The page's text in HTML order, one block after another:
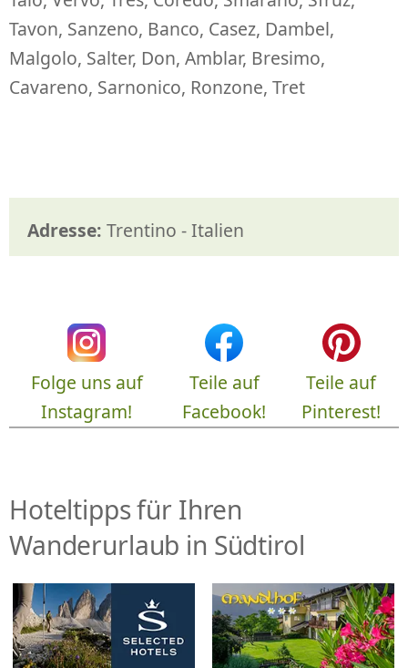
Adresse: Trentino - Italien
Tavon, Sanzeno, Banco, Casez, Dambel,
Malgolo, Salter, Don, Amblar, Bresimo,
Cavareno, Sarnonico, Ronzone, Tret
Folge uns auf
Instagram!
Teile auf
Facebook!
Teile auf
Pinterest!
Hoteltipps für Ihren
Wanderurlaub in Südtirol